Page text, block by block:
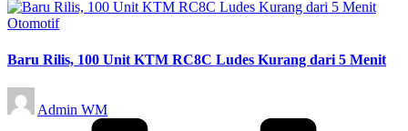
Posted
Otomotif
Baru Rilis, 100 Unit KTM RC8C Ludes Kurang dari 5 Menit
Posted
by
Admin WM